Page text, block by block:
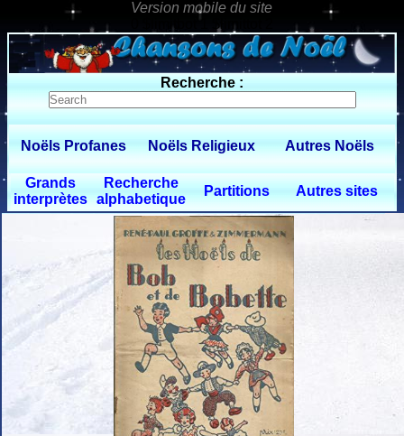
0 $limitbot 1 $limittot 2
Recherche :
Noëls Profanes Noëls Religieux Autres Noëls
Grands
interprètes
Recherche
alphabetique
Partitions Autres sites